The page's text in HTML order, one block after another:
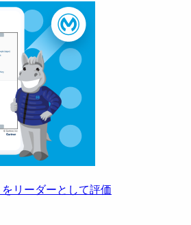
リーダーとして評価